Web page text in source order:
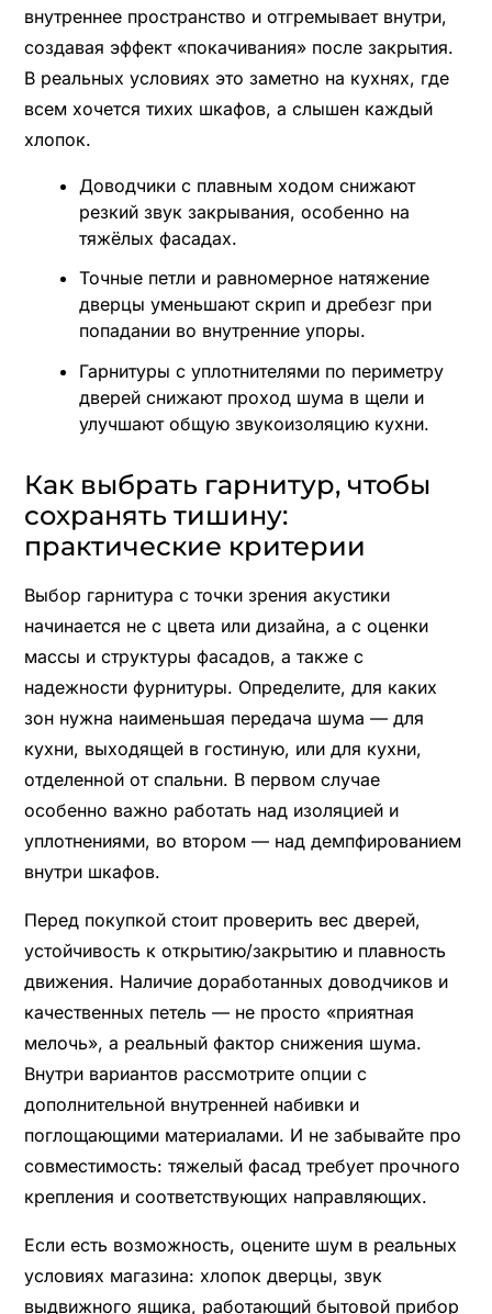
внутреннее пространство и отгремывает внутри,
создавая эффект «покачивания» после закрытия.
В реальных условиях это заметно на кухнях, где
всем хочется тихих шкафов, а слышен каждый
хлопок.
Доводчики с плавным ходом снижают
резкий звук закрывания, особенно на
тяжёлых фасадах.
Точные петли и равномерное натяжение
дверцы уменьшают скрип и дребезг при
попадании во внутренние упоры.
Гарнитуры с уплотнителями по периметру
дверей снижают проход шума в щели и
улучшают общую звукоизоляцию кухни.
Как выбрать гарнитур, чтобы
сохранять тишину:
практические критерии
Выбор гарнитура с точки зрения акустики
начинается не с цвета или дизайна, а с оценки
массы и структуры фасадов, а также с
надежности фурнитуры. Определите, для каких
зон нужна наименьшая передача шума — для
кухни, выходящей в гостиную, или для кухни,
отделенной от спальни. В первом случае
особенно важно работать над изоляцией и
уплотнениями, во втором — над демпфированием
внутри шкафов.
Перед покупкой стоит проверить вес дверей,
устойчивость к открытию/закрытию и плавность
движения. Наличие доработанных доводчиков и
качественных петель — не просто «приятная
мелочь», а реальный фактор снижения шума.
Внутри вариантов рассмотрите опции с
дополнительной внутренней набивки и
поглощающими материалами. И не забывайте про
совместимость: тяжелый фасад требует прочного
крепления и соответствующих направляющих.
Если есть возможность, оцените шум в реальных
условиях магазина: хлопок дверцы, звук
выдвижного ящика, работающий бытовой прибор